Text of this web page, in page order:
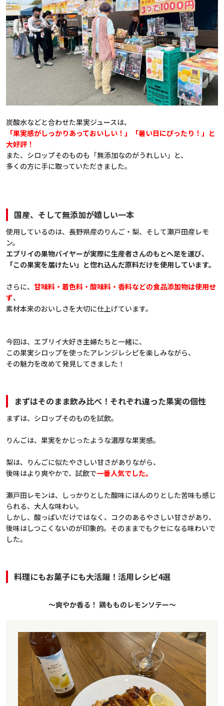
炭酸水などと合わせた果実ジュースは、
「果実感がしっかりあっておいしい！」「暑い日にぴったり！」と
大好評！
また、シロップそのものも「無添加なのがうれしい」と、
多くの方に手に取っていただきました。
国産、そして無添加が嬉しい一本
使用しているのは、長野県産のりんご・梨、そして瀬戸田産レモ
ン。
エブリイの果物バイヤーが実際に生産者さんのもとへ足を運び、
「この果実を届けたい」と惚れ込んだ原料だけを使用しています。
さらに、 甘味料・着色料・酸味料・香料などの食品添加物は使用せ
ず、
素材本来のおいしさを大切に仕上げています。
今回は、エブリイ大好き主婦たちと一緒に、
この果実シロップを使ったアレンジレシピを楽しみながら、
その魅力を改めて発見してきました！
まずはそのまま飲み比べ！それぞれ違った果実の個性
まずは、シロップそのものを試飲。
りんごは、果実をかじったような濃厚な果実感。
梨は、りんごに似たやさしい甘さがありながら、
後味はより爽やかで、試飲で一番人気でした。
瀬戸田レモンは、しっかりとした酸味にほんのりとした苦味も感じ
られる、大人な味わい。
しかし、酸っぱいだけではなく、コクのあるやさしい甘さがあり、
後味はしつこくないのが印象的。そのままでもクセになる味わいで
した。
料理にもお菓子にも大活躍！ 活用レシピ4選
～爽やか香る！ 鶏もものレモンソテー～